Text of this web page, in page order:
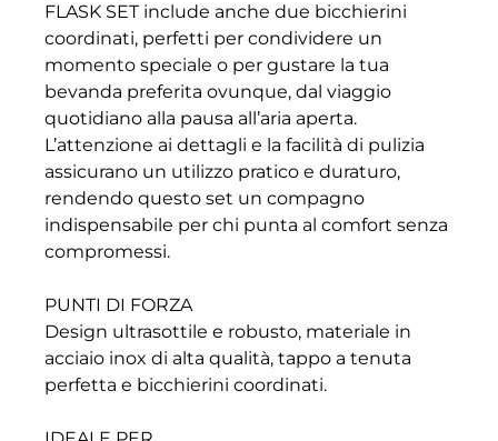
FLASK SET include anche due bicchierini
coordinati, perfetti per condividere un
momento speciale o per gustare la tua
bevanda preferita ovunque, dal viaggio
quotidiano alla pausa all’aria aperta.
L’attenzione ai dettagli e la facilità di pulizia
assicurano un utilizzo pratico e duraturo,
rendendo questo set un compagno
indispensabile per chi punta al comfort senza
compromessi.
PUNTI DI FORZA
Design ultrasottile e robusto, materiale in
acciaio inox di alta qualità, tappo a tenuta
perfetta e bicchierini coordinati.